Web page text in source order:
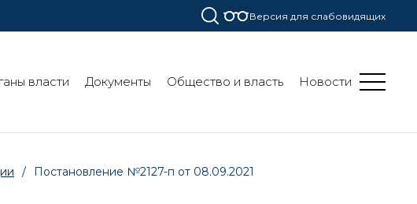
Версия для слабовидящих
власти Документы Общество и власть Новости
/ Постановление №2127-п от 08.09.2021